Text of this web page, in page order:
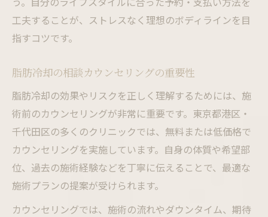
工夫することが、ストレスなく理想のボディラインを目
指すコツです。
脂肪冷却の相談カウンセリングの重要性
脂肪冷却の効果やリスクを正しく理解するためには、施
術前のカウンセリングが非常に重要です。東京都港区・
千代田区の多くのクリニックでは、無料または低価格で
カウンセリングを実施しています。自身の体質や希望部
位、過去の施術経験などを丁寧に伝えることで、最適な
施術プランの提案が受けられます。
カウンセリングでは、施術の流れやダウンタイム、期待